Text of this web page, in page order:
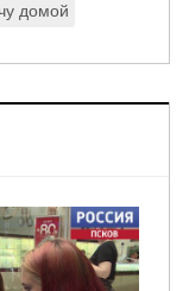
домой